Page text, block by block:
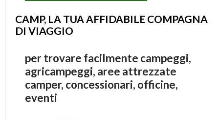
CAMP, LA TUA AFFIDABILE COMPAGNA
DI VIAGGIO
per trovare facilmente campeggi,
agricampeggi, aree attrezzate
camper, concessionari, officine,
eventi